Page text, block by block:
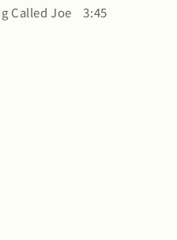
Called Joe 3:45